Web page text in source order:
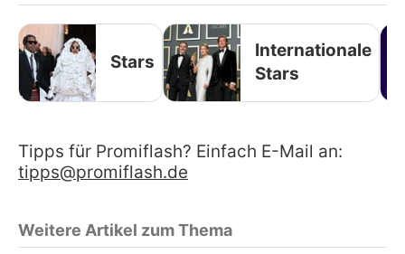
Stars
Internationale
Stars
Tipps für Promiflash? Einfach E-Mail an:
tipps@promiflash.de
Weitere Artikel zum Thema